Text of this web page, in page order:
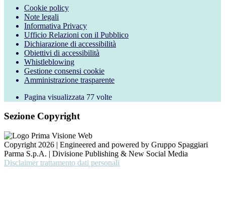
Cookie policy
Note legali
Informativa Privacy
Ufficio Relazioni con il Pubblico
Dichiarazione di accessibilità
Obiettivi di accessibilità
Whistleblowing
Gestione consensi cookie
Amministrazione trasparente
Pagina visualizzata 77 volte
Sezione Copyright
Copyright 2026 | Engineered and powered by Gruppo Spaggiari
Parma S.p.A. | Divisione Publishing & New Social Media
Disclaimer trattamento dati personali